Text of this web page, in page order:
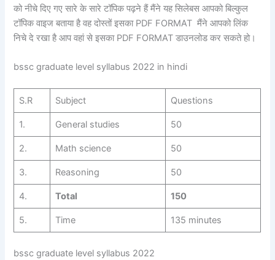
को नीचे दिए गए सारे के सारे टॉपिक पढ़ने हैं मैंने यह सिलेबस आपको बिल्कुल
टॉपिक वाइज बताया है वह दोस्तों इसका PDF FORMAT मैंने आपको लिंक
निचे दे रखा है आप वहां से इसका PDF FORMAT डाउनलोड कर सकते हो।
bssc graduate level syllabus 2022 in hindi
S.R Subject Questions
1. General studies 50
2. Math science 50
3. Reasoning 50
4. Total 150
5. Time 135 minutes
bssc graduate level syllabus 2022